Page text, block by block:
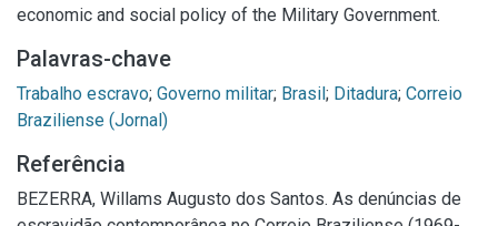
economic and social policy of the Military Government.
Palavras-chave
Trabalho escravo; Governo militar; Brasil; Ditadura; Correio
Braziliense (Jornal)
Referência
BEZERRA, Willams Augusto dos Santos. As denúncias de